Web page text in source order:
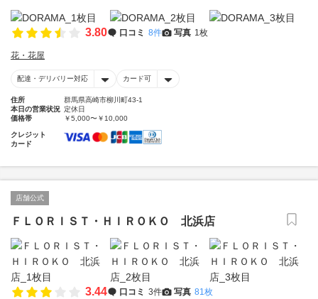
3.80 口コミ 8件 写真 1枚
花・花屋
配達・デリバリー対応 カード可
住所
群馬県高崎市柳川町43-1
本日の営業状況 定休日
価格帯
￥5,000〜￥10,000
クレジット
カード
店舗公式
ＦＬＯＲＩＳＴ・ＨＩＲＯＫＯ 北浜店
3.44 口コミ 3件 写真 81枚